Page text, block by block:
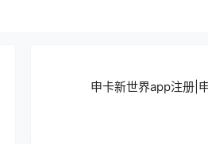
申卡新世界app注册|